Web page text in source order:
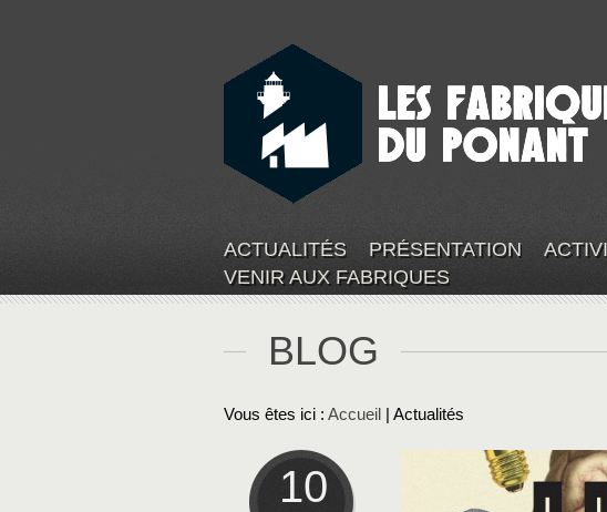
ACTUALITÉS PRÉSENTATION
VENIR AUX FABRIQUES
BLOG
Vous êtes ici : Accueil | Actualités
10